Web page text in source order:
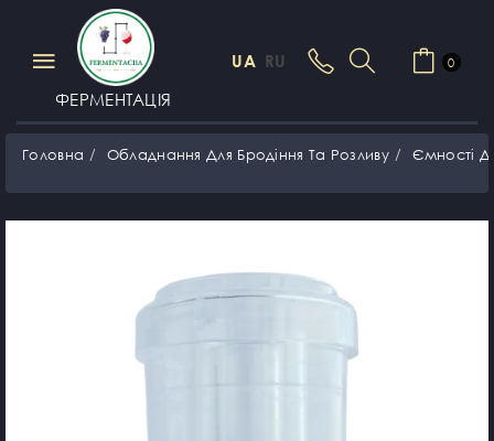
ФЕРМЕНТАЦІЯ
UA RU 0
Головна Обладнання Для Бродіння Та Розливу Ємності